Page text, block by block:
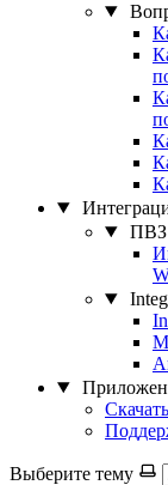
ПВЗ
Выберите тему